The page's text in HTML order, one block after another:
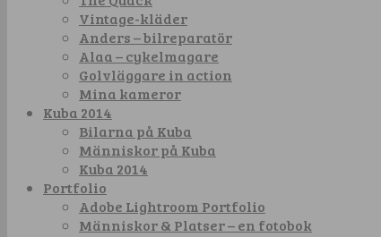
Vintage-kläder
Anders – bilreparatör
Alaa – cykelmagare
Golvläggare in action
Mina kameror
Kuba 2014
Bilarna på Kuba
Människor på Kuba
Kuba 2014
Portfolio
Adobe Lightroom Portfolio
Människor & Platser – en fotobok